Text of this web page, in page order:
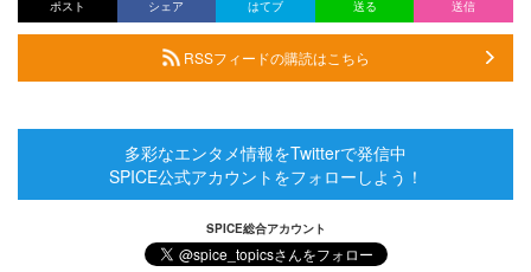
ポスト シェア はてブ 送る 送信
RSSフィードの購読はこちら
多彩なエンタメ情報をTwitterで発信中
SPICE公式アカウントをフォローしよう！
SPICE総合アカウント